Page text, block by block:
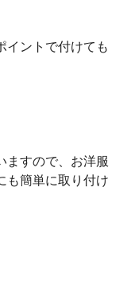
イントで付けても
ますので、お洋服
も簡単に取り付け